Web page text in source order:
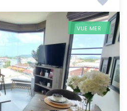
VUE MER